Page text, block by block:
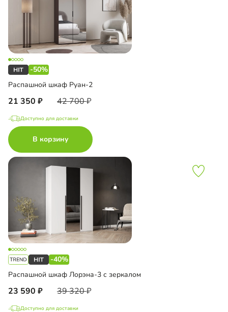
-50%
Распашной шкаф Руан-2
21 350 42 700
Доступно для доставки
В корзину
-40%
Распашной шкаф Лорэна-3 с зеркалом
23 590 39 320
Доступно для доставки